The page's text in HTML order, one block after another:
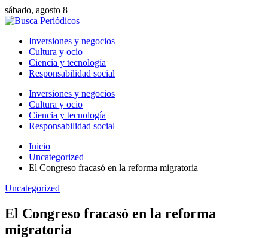
sábado, agosto 8
Inversiones y negocios
Cultura y ocio
Ciencia y tecnología
Responsabilidad social
Inversiones y negocios
Cultura y ocio
Ciencia y tecnología
Responsabilidad social
Inicio
Uncategorized
El Congreso fracasó en la reforma migratoria
Uncategorized
El Congreso fracasó en la reforma
migratoria